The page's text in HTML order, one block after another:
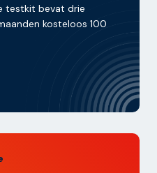
testkit bevat drie
kosteloos 100